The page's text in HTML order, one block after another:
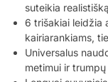
suteikia
6 trišakiai leidžia
kairiarankiams,
Universalus
metimui ir